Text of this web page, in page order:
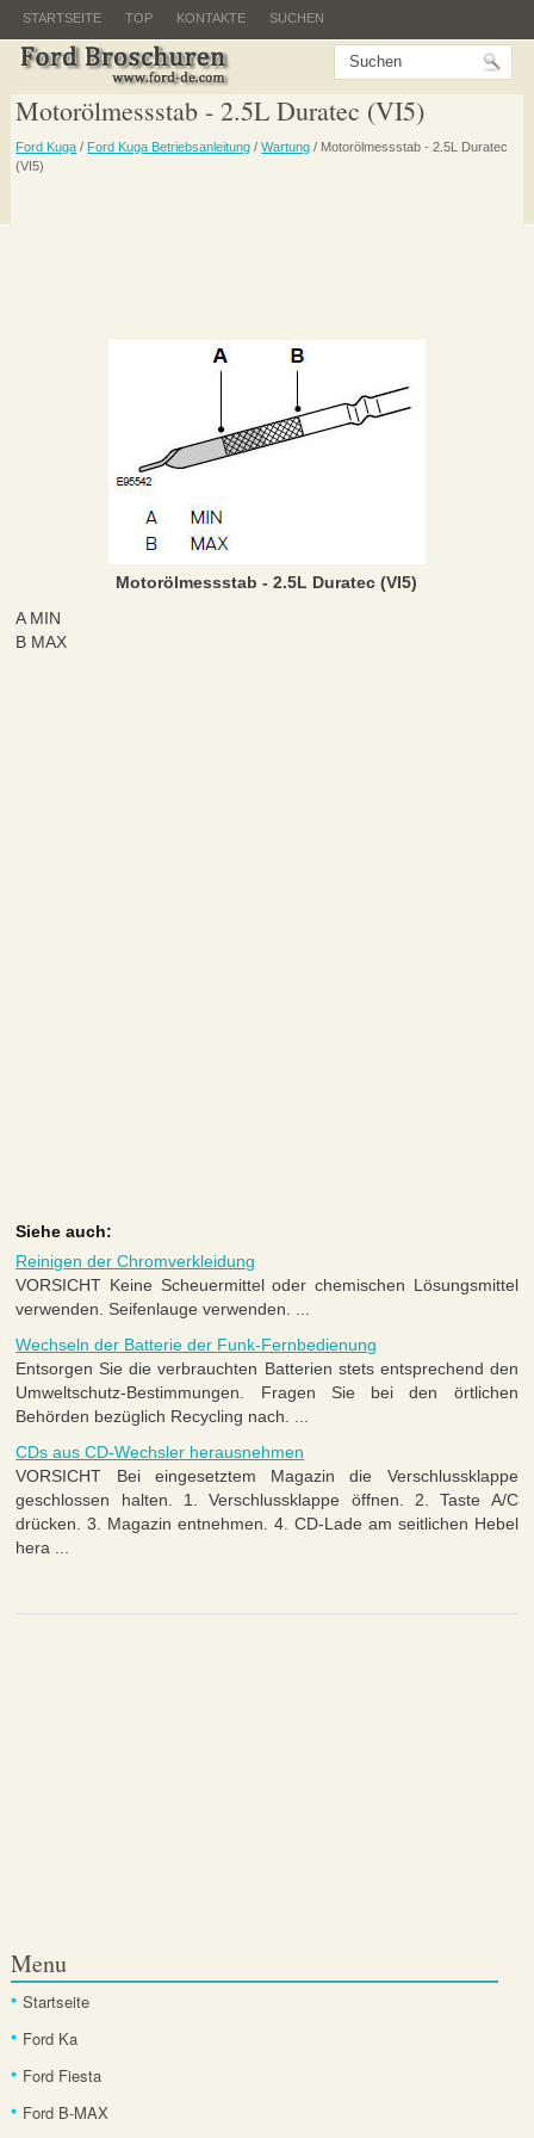
STARTSEITE TOP KONTAKTE SUCHEN
Motorölmessstab - 2.5L Duratec (VI5)
Ford Kuga / Ford Kuga Betriebsanleitung /Wartung / Motorölmessstab - 2.5L Duratec
(VI5)
Motorölmessstab - 2.5L Duratec (VI5)
A MIN
B MAX
Siehe auch:
Reinigen der Chromverkleidung
VORSICHT Keine Scheuermittel oder chemischen Lösungsmittel
verwenden. Seifenlauge verwenden. ...
Wechseln der Batterie der Funk-Fernbedienung
Entsorgen Sie die verbrauchten Batterien stets entsprechend den
Umweltschutz-Bestimmungen. Fragen Sie bei den örtlichen
Behörden bezüglich Recycling nach. ...
CDs aus CD-Wechsler herausnehmen
VORSICHT Bei eingesetztem Magazin die Verschlussklappe
geschlossen halten. 1. Verschlussklappe öffnen. 2. Taste A/C
drücken. 3. Magazin entnehmen. 4. CD-Lade am seitlichen Hebel
hera ...
Menu
Startseite
Ford Ka
Ford Fiesta
Ford B-MAX